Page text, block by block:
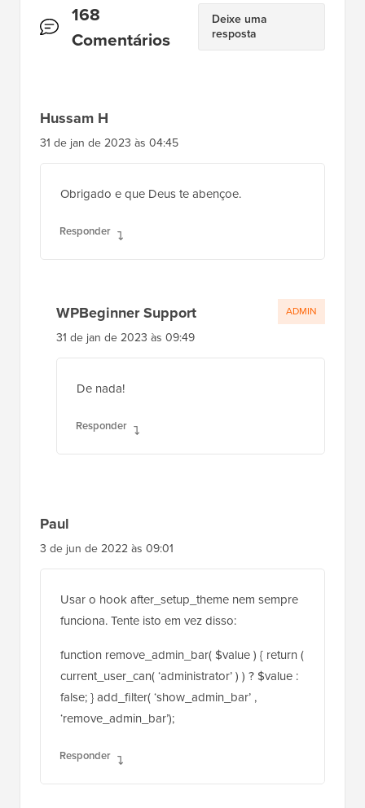
Interações
do
168
Comentários
Deixe uma
resposta
Hussam H
31 de jan de 2023 às 04:45
Obrigado e que Deus te abençoe.
Responder
WPBeginner Support
31 de jan de 2023 às 09:49
De nada!
Responder
ADMIN
Paul
3 de jun de 2022 às 09:01
Usar o hook after_setup_theme nem sempre
funciona. Tente isto em vez disso:
function remove_admin_bar( $value ) { return (
current_user_can( ‘administrator’ ) ) ? $value :
false; } add_filter( ‘show_admin_bar’ ,
‘remove_admin_bar’);
Responder